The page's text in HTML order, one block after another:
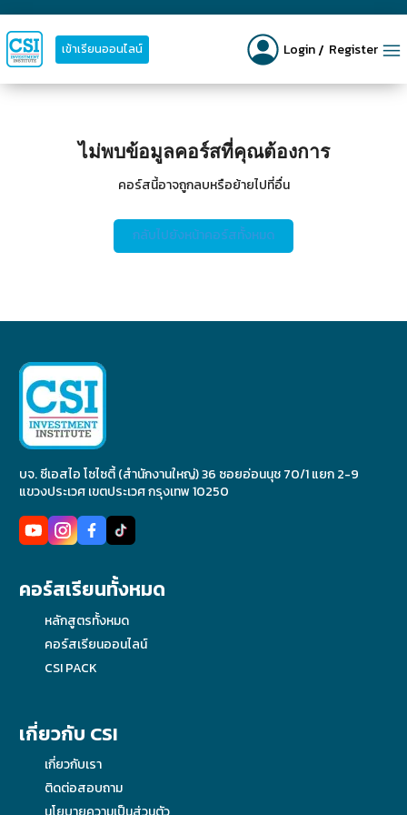
เข้าเรียนออนไลน์ Login Register
ไม่พบข้อมูลคอร์สที่คุณต้องการ
คอร์สนี้อาจถูกลบหรือย้ายไปที่อื่น
กลับไปยังหน้าคอร์สทั้งหมด
บจ. ซีเอสไอ โซไซตี้ (สำนักงานใหญ่) 36 ซอยอ่อนนุช 70/1 แยก 2-9
แขวงประเวศ เขตประเวศ กรุงเทพ 10250
คอร์สเรียนทั้งหมด
หลักสูตรทั้งหมด
คอร์สเรียนออนไลน์
CSI PACK
เกี่ยวกับ CSI
เกี่ยวกับเรา
ติดต่อสอบถาม